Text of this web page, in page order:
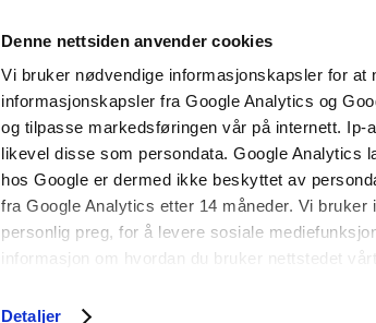
Denne nettsiden anvender cookies
Vi bruker nødvendige informasjonskapsler for
informasjonskapsler fra Google Analytics og
og tilpasse markedsføringen vår på internett.
likevel disse som persondata. Google Analytics
hos Google er dermed ikke beskyttet av
fra Google Analytics etter 14 måneder. Vi
personlig preg, for å levere sosiale
informasjon om hvordan du bruker nettstedet
som de har samlet inn gjennom din bruk av
Detaljer
Nå har vi et utvidet spekter av komponenter til hele installasjonen.